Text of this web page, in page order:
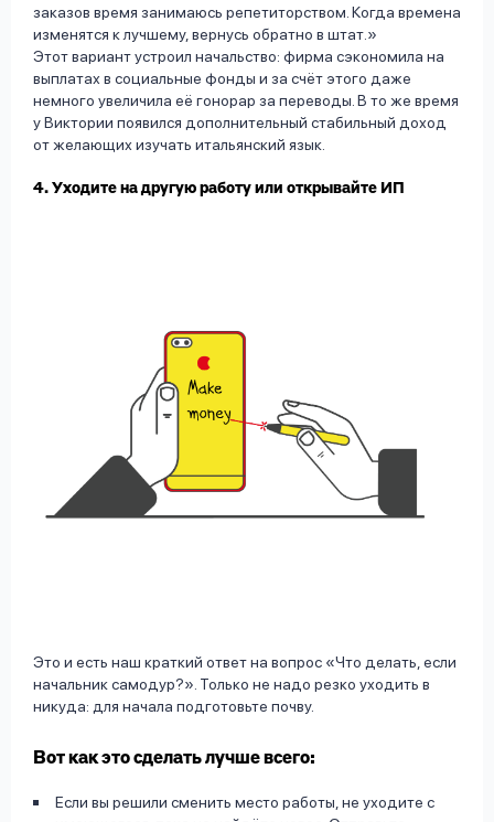
заказов время занимаюсь репетиторством. Когда времена
изменятся к лучшему, вернусь обратно в штат.
Этот вариант устроил начальство: фирма сэкономила на
выплатах в социальные фонды и за счёт этого даже
немного увеличила её гонорар за переводы. В то же время
у Виктории появился дополнительный стабильный доход
от желающих изучать итальянский язык.
4. Уходите на другую работу или открывайте ИП
Это и есть наш краткий ответ на вопрос «Что делать, если
начальник самодур?». Только не надо резко уходить в
никуда: для начала подготовьте почву.
Вот как это сделать лучше всего:
Если вы решили сменить место работы, не уходите с